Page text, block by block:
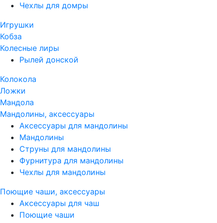
Чехлы для домры
Игрушки
Кобза
Колесные лиры
Рылей донской
Колокола
Ложки
Мандола
Мандолины, аксессуары
Аксессуары для мандолины
Мандолины
Струны для мандолины
Фурнитура для мандолины
Чехлы для мандолины
Поющие чаши, аксессуары
Аксессуары для чаш
Поющие чаши